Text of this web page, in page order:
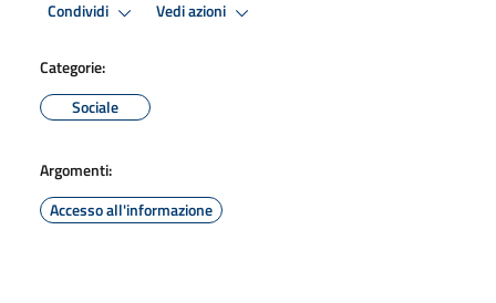
Condividi Vedi azioni
Categorie:
Sociale
Argomenti:
Accesso all'informazione